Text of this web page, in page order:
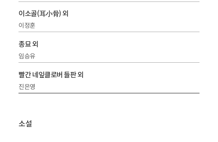
이소골(耳小骨) 외
이정훈
종묘 외
임승유
빨간 네잎클로버 들판 외
진은영
소설